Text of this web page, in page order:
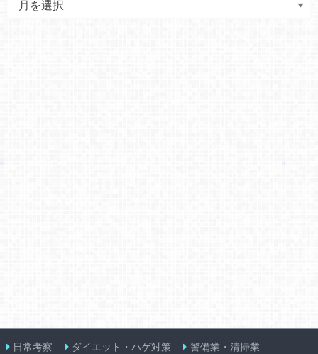
日常考察 ダイエット・ハゲ対策 警備業・清掃業